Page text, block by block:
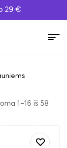
29 €
1–16 iš 58